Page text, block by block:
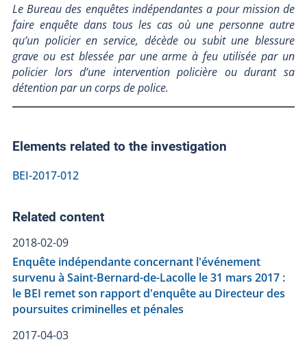
Le Bureau des enquêtes indépendantes a pour mission de
faire enquête dans tous les cas où une personne autre
qu’un policier en service, décède ou subit une blessure
grave ou est blessée par une arme à feu utilisée par un
policier lors d’une intervention policière ou durant sa
détention par un corps de police.
Elements related to the investigation
BEI-2017-012
Related content
2018-02-09
Enquête indépendante concernant l'événement
survenu à Saint-Bernard-de-Lacolle le 31 mars 2017 :
le BEI remet son rapport d'enquête au Directeur des
poursuites criminelles et pénales
2017-04-03